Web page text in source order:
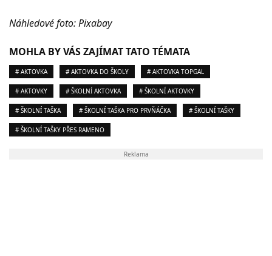
Náhledové foto: Pixabay
MOHLA BY VÁS ZAJÍMAT TATO TÉMATA
# AKTOVKA # AKTOVKA DO ŠKOLY # AKTOVKA TOPGAL
# AKTOVKY # ŠKOLNÍ AKTOVKA # ŠKOLNÍ AKTOVKY
# ŠKOLNÍ TAŠKA # ŠKOLNÍ TAŠKA PRO PRVŇÁČKA # ŠKOLNÍ TAŠKY
# ŠKOLNÍ TAŠKY PŘES RAMENO
Reklama